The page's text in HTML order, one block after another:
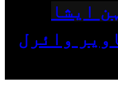
ایشا
وائرل